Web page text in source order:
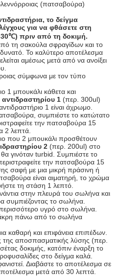
(πατσαβούρα)
το δείγμα
για να φθάσετε στη
πριν από τη δοκιμή.
τη σακούλα σφραγίδων και το
Το καλύτερο αποτέλεσμα
αμέσως μετά από να ανοίξει
σύμφωνα με τον τύπο
1 μπουκάλι κάθετα και
1(περ. 300ul)
1 είναι άχρωμο.
συμπιέστε το κατώτατο
την πατσαβούρα 15
2 λεπτά.
που 2 μπουκάλι προσθέτουν
2(περ. 200ul) στο
γινόταν turbid. Συμπιέστε το
την πατσαβούρα 15
σαφή με μια μικρή πράσινη ή
είναι αιματηρή, το χρώμα
τη στάση 1 λεπτό.
στην πλευρά του σωλήνα και
συμπιέζοντας το σωλήνα.
υγρό στο σωλήνα.
πάνω από το σωλήνα
καθαρή και επιφάνεια επιπέδων.
της αποσπασματικής λύσης (περ.
δοκιμής, κατόπιν έναρξη το
στο δείγμα καλά.
Διαβάστε το αποτέλεσμα σε
μετά από 30 λεπτά.